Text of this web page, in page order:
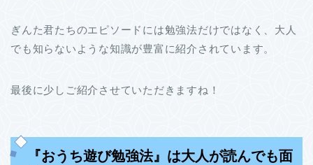
ぎんた君たちのエピソードには勉強法だけではなく、大人
でも知らないような知識が豊富に紹介されています。
最後に少しご紹介させていただきますね！
『おうち遊び勉強法』は大人が読んでも面